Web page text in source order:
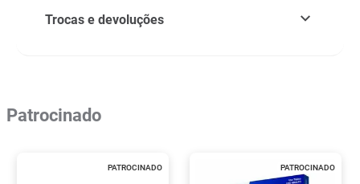
Trocas e devoluções
Patrocinado
PATROCINADO PATROCINADO